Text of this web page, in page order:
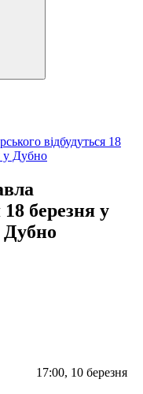
відбудуться 18
у Дубно
березня у
Дубно
17:00, 10 березня